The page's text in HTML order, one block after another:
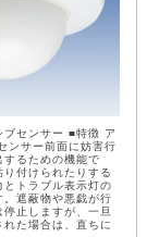
ブセンサー ■特徴 ア
ンサー前面に妨害行
するための機能で
付けられたりする
とトラブル表示灯の
。遮蔽物や悪戯が行
止しますが、一旦
れた場合は、直ちに